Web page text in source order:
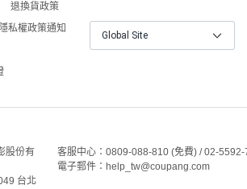
退換貨政策
私權政策通知
Global Site
股份有
台北
客服中心：0809-088-810 (免費) / 02-
電子郵件：help_tw@coupang.com